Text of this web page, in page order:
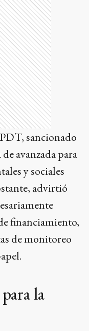
sancionado
avanzada para
y sociales
advirtió
financiamiento,
de monitoreo
la